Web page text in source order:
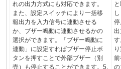
れの出力方式にも対応できます。
また、設定スイッチにより一括移
報出力を入力信号に連動させる
か、ブザー鳴動に連動させるかの
選択ができます。「ブザー鳴動に
連動」に設定すればブザー停止ボ
タンを押すことで外部ブザー（別
売）も停止することができます。5.
出